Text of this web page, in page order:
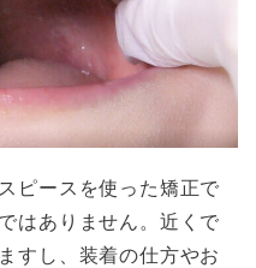
ピースを使った矯正で
はありません。近くで
すし、装着の仕方やお